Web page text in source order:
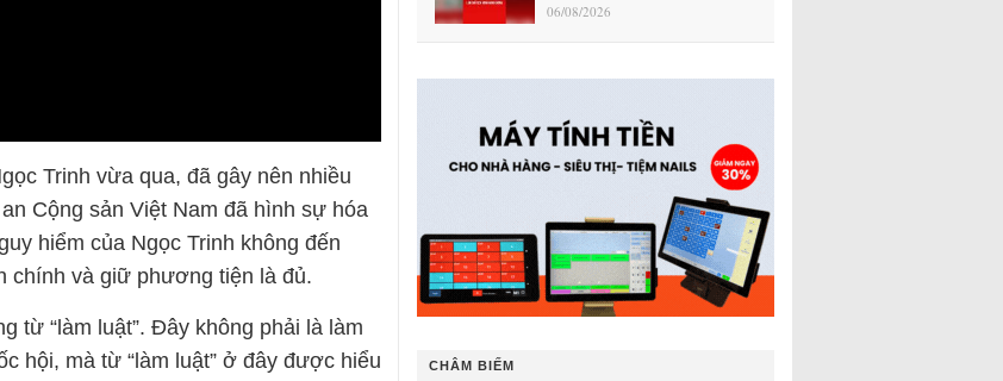
Trinh vừa qua, đã gây nên nhiều
Cộng sản Việt Nam đã hình sự hóa
hiểm của Ngọc Trinh không đến
chính và giữ phương tiện là đủ.
từ “làm luật”. Đây không phải là làm
hội, mà từ “làm luật” ở đây được hiểu
06/08/2026
CHÂM BIẾM